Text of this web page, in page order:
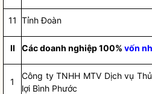
11 Tỉnh Đoàn
II Các doanh nghiệp 100% vốn
1
Công ty TNHH MTV Dịch vụ
lợi Bình Phước